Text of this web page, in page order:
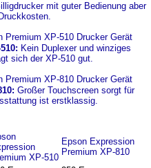
mit guter Bedienung aber
Kein Duplexer und winziges
sich der XP-510 gut.
Großer Touchscreen sorgt für
ist erstklassig.
XP-510
Epson Expression
Premium XP-810